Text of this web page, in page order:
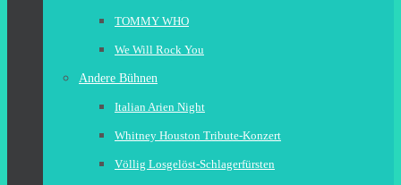
TOMMY WHO
We Will Rock You
Andere Bühnen
Italian Arien Night
Whitney Houston Tribute-Konzert
Völlig Losgelöst-Schlagerfürsten